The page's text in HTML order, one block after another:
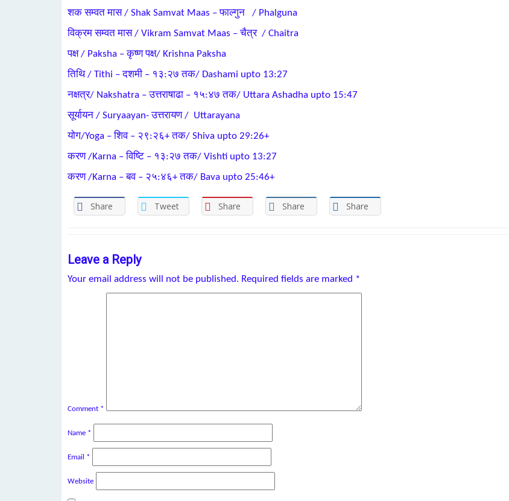
शक सम्वत मास / Shak Samvat Maas – फाल्गुन / Phalguna
विक्रम सम्वत मास / Vikram Samvat Maas – चैत्र / Chaitra
पक्ष / Paksha – कृष्ण पक्ष/ Krishna Paksha
तिथि / Tithi – दशमी – १३:२७ तक/ Dashami upto 13:27
नक्षत्र/ Nakshatra – उत्तराषाढा – १५:४७ तक/ Uttara Ashadha upto 15:47
सूर्यायन / Suryaayan- उत्तरायण / Uttarayana
योग/Yoga – शिव – २९:२६+ तक/ Shiva upto 29:26+
करण /Karna – विष्टि – १३:२७ तक/ Vishti upto 13:27
करण /Karna – बव – २५:४६+ तक/ Bava upto 25:46+
Share Tweet Share Share Share
Leave a Reply
Your email address will not be published. Required fields are marked *
Comment *
Name *
Email *
Website